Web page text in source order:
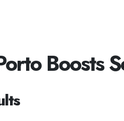
Boosts